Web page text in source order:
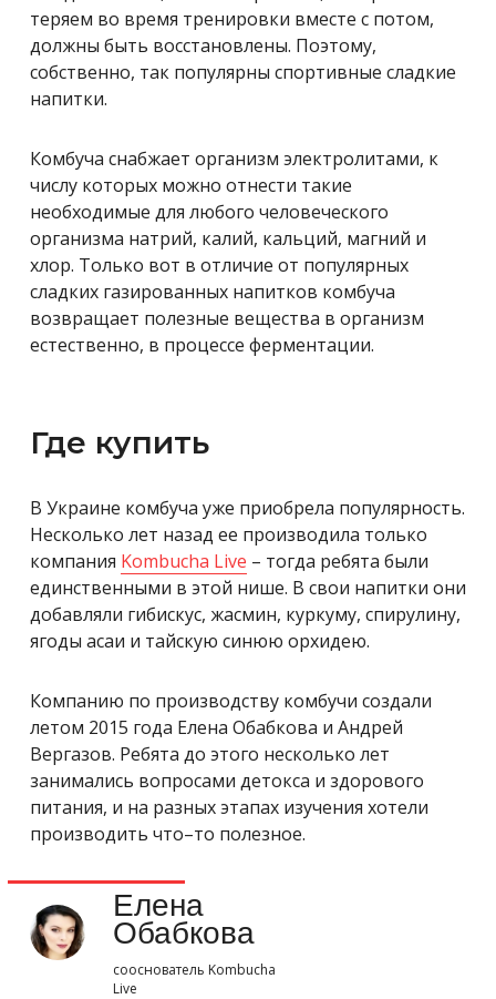
теряем во время тренировки вместе с потом,
должны быть восстановлены. Поэтому,
собственно, так популярны спортивные сладкие
напитки.
Комбуча снабжает организм электролитами, к
числу которых можно отнести такие
необходимые для любого человеческого
организма натрий, калий, кальций, магний и
хлор. Только вот в отличие от популярных
сладких газированных напитков комбуча
возвращает полезные вещества в организм
естественно, в процессе ферментации.
Где купить
В Украине комбуча уже приобрела популярность.
Несколько лет назад ее производила только
компания Kombucha Live – тогда ребята были
единственными в этой нише. В свои напитки они
добавляли гибискус, жасмин, куркуму, спирулину,
ягоды асаи и тайскую синюю орхидею.
Компанию по производству комбучи создали
летом 2015 года Елена Обабкова и Андрей
Вергазов. Ребята до этого несколько лет
занимались вопросами детокса и здорового
питания, и на разных этапах изучения хотели
производить что–то полезное.
Елена
Обабкова
сооснователь Kombucha
Live